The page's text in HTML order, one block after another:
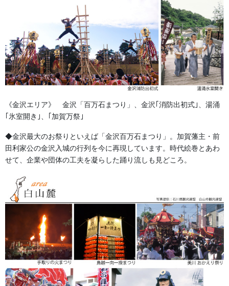
ご連絡いただいた資料をもとにお客様のイメージ
されているレイアウト校正をご提示させていただきます。
それを元にお客様のグループで変更箇所を
ご検討いただき再度訂正いたします。
この作業をくりかえし、ご希望のハンテンの
ご納得いただけるデザイン校正を完成させます。
《金沢エリア》 金沢「百万石まつり」、金沢｢消防出初式｣、湯涌
｢氷室開き｣、｢加賀万祭｣
◆金沢最大のお祭りといえば「金沢百万石まつり」。加賀藩主・前
田利家公の金沢入城の行列を今に再現しています。時代絵巻とあわ
せて、企業や団体の工夫を凝らした踊り流しも見どころ。